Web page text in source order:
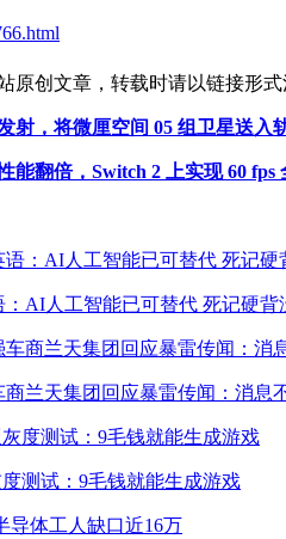
原创文章，转载时请以链接形式
射，将微厘空间 05 组卫星送入
能翻倍，Switch 2 上实现 60 fps
AI人工智能已可替代 死记硬背
兰天集团回应暴雷传闻：消息
测试：9毛钱就能生成游戏